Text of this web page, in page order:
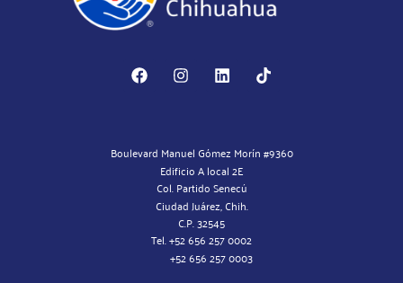
Boulevard Manuel Gómez Morín #9360
Edificio A local 2E
Col. Partido Senecú
Ciudad Juárez, Chih.
C.P. 32545
Tel. +52 656 257 0002
+52 656 257 0003